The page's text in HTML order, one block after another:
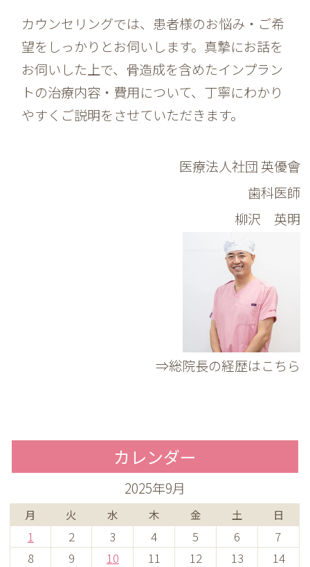
カウンセリングでは、患者様のお悩み・ご希
望をしっかりとお伺いします。真摯にお話を
お伺いした上で、骨造成を含めたインプラン
トの治療内容・費用について、丁寧にわかり
やすくご説明をさせていただきます。
医療法人社団 英優會
歯科医師
柳沢 英明
⇒総院長の経歴はこちら
カレンダー
2025年9月
月 火 水 木 金 土 日
1 2 3 4 5 6
7
8
9 10 11 12 13
14